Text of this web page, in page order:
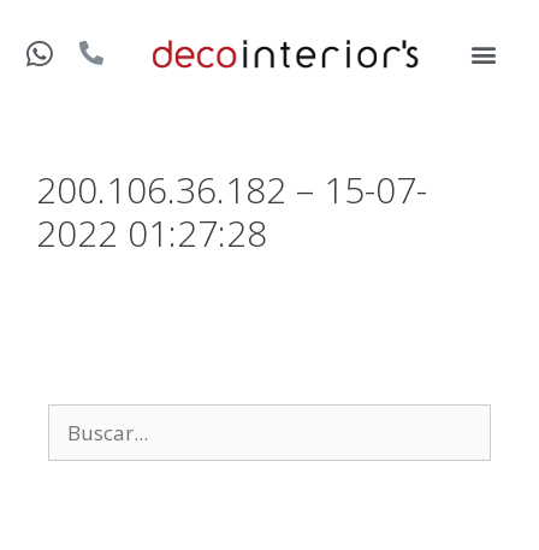
200.106.36.182 – 15-07-
2022 01:27:28